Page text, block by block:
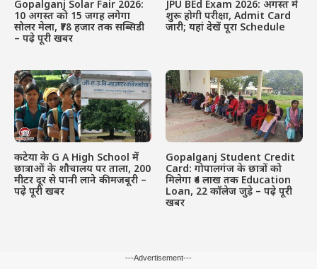
Gopalganj Solar Fair 2026:
10 अगस्त को 15 जगह लगेगा
सोलर मेला, ₹78 हजार तक सब्सिडी
– पढ़े पूरी खबर
JPU BEd Exam 2026: अगस्त मे
शुरू होगी परीक्षा, Admit Card
जारी; यहां देखें पूरा Schedule
कटेया के G A High School में
छात्राओं के शौचालय पर ताला, 200
मीटर दूर से पानी लाने की मजबूरी –
पढ़े पूरी खबर
Gopalganj Student Credit
Card: गोपालगंज के छात्रों को
मिलेगा ₹4 लाख तक Education
Loan, 22 कॉलेज जुड़े – पढ़े पूरी
खबर
---Advertisement---